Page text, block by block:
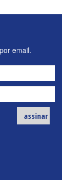
email.